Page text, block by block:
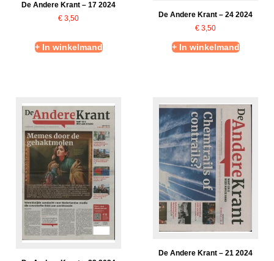
De Andere Krant – 17 2024
€ 3,50
+ In winkelmand
De Andere Krant – 24 2024
€ 3,50
+ In winkelmand
De Andere Krant – 21 2024